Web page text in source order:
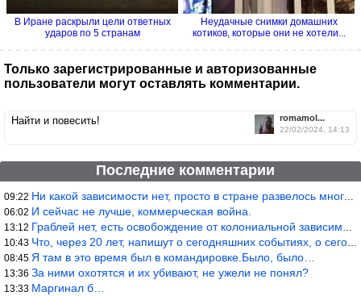
В Иране раскрыли цели ответных
ударов по 5 странам
Неудачные снимки домашних
котиков, которые они не хотели...
Только зарегистрированные и авторизованные
пользователи могут оставлять комментарии.
romamol...
22/02/2024, 14:13
Найти и повесить!
Последние комментарии
09:22 Ни какой зависимости нет, просто в стране развелось много ипанут
06:02 И сейчас не лучше, коммерческая война.
13:12 Граблей нет, есть освобождение от колониальной зависимости, это
10:43 Что, через 20 лет, напишут о сегодняшних событиях, о сегодняшней
08:45 Я там в это время был в командировке.Было, было…
13:36 За ними охотятся и их убивают, не ужели не понял?
13:33 Маргинал б…